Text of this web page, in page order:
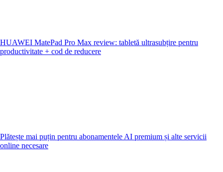
HUAWEI MatePad Pro Max review: tabletă ultrasubțire pentru
productivitate + cod de reducere
Plătește mai puțin pentru abonamentele AI premium și alte servicii
online necesare